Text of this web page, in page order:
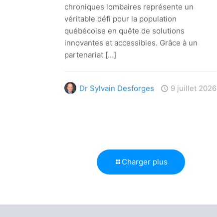
chroniques lombaires représente un
véritable défi pour la population
québécoise en quête de solutions
innovantes et accessibles. Grâce à un
partenariat[…]
Dr Sylvain Desforges 9 juillet 2026
Charger plus